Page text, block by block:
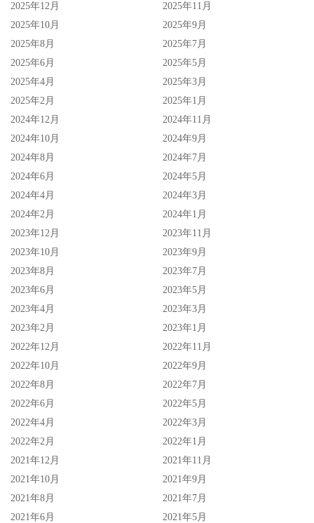
身为日本艾薇的爱好者，我希望每一个女艺人都能获得幸
福，即便因为业者的身份知道了一些内幕我也从来没改过想
工作认真、使命必达，我们对她和若月まりあ(若月玛丽亚)
的印象始终非常好，也为将来没办法再合作而悲伤，现在看
到凉宫琴音的状况、又看到她说自己很努力地活着，我想或
许该去注册个Tiktok的帐号，有看到她直播就尽一下心意～
2025年12月
2025年11月
2025年10月
2025年9月
2025年8月
2025年7月
2025年6月
2025年5月
2025年4月
2025年3月
2025年2月
2025年1月
2024年12月
2024年11月
2024年10月
2024年9月
2024年8月
2024年7月
2024年6月
2024年5月
2024年4月
2024年3月
2024年2月
2024年1月
2023年12月
2023年11月
2023年10月
2023年9月
2023年8月
2023年7月
2023年6月
2023年5月
2023年4月
2023年3月
2023年2月
2023年1月
2022年12月
2022年11月
2022年10月
2022年9月
2022年8月
2022年7月
2022年6月
2022年5月
2022年4月
2022年3月
2022年2月
2022年1月
2021年12月
2021年11月
2021年10月
2021年9月
2021年8月
2021年7月
2021年6月
2021年5月